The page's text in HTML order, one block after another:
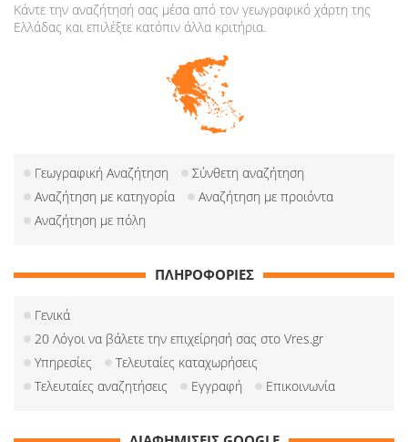
Κάντε την αναζήτησή σας μέσα από τον γεωγραφικό χάρτη της
Ελλάδας και επιλέξτε κατόπιν άλλα κριτήρια.
Γεωγραφική Αναζήτηση
Σύνθετη αναζήτηση
Αναζήτηση με κατηγορία
Αναζήτηση με προιόντα
Αναζήτηση με πόλη
ΠΛΗΡΟΦΟΡΙΕΣ
Γενικά
20 Λόγοι να βάλετε την επιχείρησή σας στο Vres.gr
Υπηρεσίες
Τελευταίες καταχωρήσεις
Τελευταίες αναζητήσεις
Εγγραφή Επικοινωνία